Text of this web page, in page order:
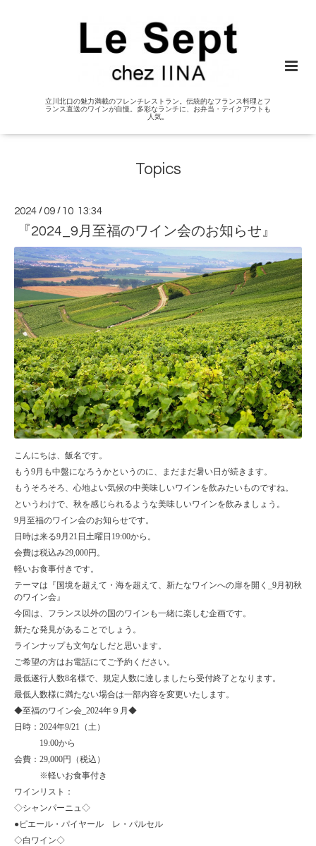
立川北口の魅力満載のフレンチレストラン。伝統的なフランス料理とフ
ランス直送のワインが自慢。多彩なランチに、お弁当・テイクアウトも
人気。
Topics
2024 /09 / 10 13:34
『2024_9月至福のワイン会のお知らせ』
こんにちは、飯名です。
もう9月も中盤になろうかというのに、まだまだ暑い日が続きます。
もうそろそろ、心地よい気候の中美味しいワインを飲みたいものですね。
というわけで、秋を感じられるような美味しいワインを飲みましょう。
9月至福のワイン会のお知らせです。
日時は来る9月21日土曜日19:00から。
会費は税込み29,000円。
軽いお食事付きです。
テーマは『国境を超えて・海を超えて、新たなワインへの扉を開く_9月初秋
のワイン会』
今回は、フランス以外の国のワインも一緒に楽しむ企画です。
新たな発見があることでしょう。
ラインナップも文句なしだと思います。
ご希望の方はお電話にてご予約ください。
最低遂行人数8名様で、規定人数に達しましたら受付終了となります。
最低人数様に満たない場合は一部内容を変更いたします。
◆至福のワイン会_2024年９月◆
日時：2024年9/21（土）
19:00から
会費：29,000円（税込）
※軽いお食事付き
ワインリスト：
◇シャンパーニュ◇
●ピエール・パイヤール レ・パルセル
◇白ワイン◇